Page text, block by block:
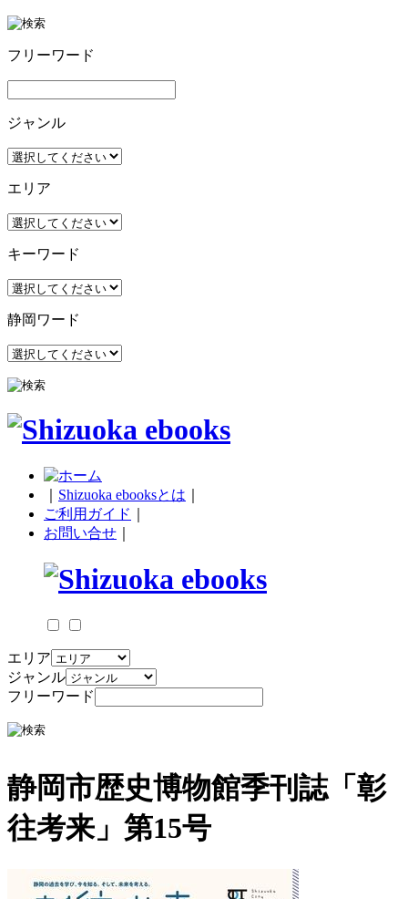
フリーワード
ジャンル
エリア
キーワード
静岡ワード
Shizuoka ebooksとは
ご利用ガイド
お問い合せ
エリア
ジャンル
フリーワード
静岡市歴史博物館季刊誌「彰
往考来」第15号